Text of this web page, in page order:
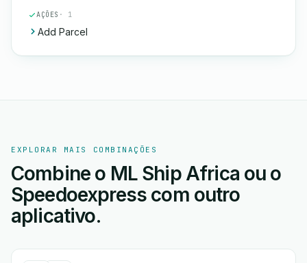
AÇÕES · 1
Add Parcel
EXPLORAR MAIS COMBINAÇÕES
Combine o ML Ship Africa ou o
Speedoexpress com outro
aplicativo.